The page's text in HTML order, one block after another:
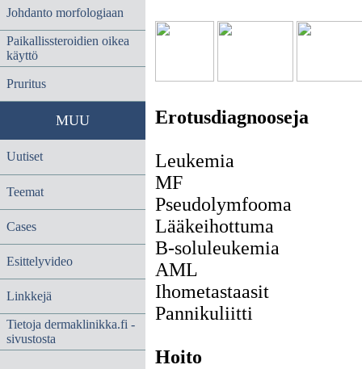
Johdanto morfologiaan
Paikallissteroidien oikea
käyttö
Pruritus
MUU
Uutiset
Teemat
Cases
Esittelyvideo
Linkkejä
Tietoja dermaklinikka.fi -
sivustosta
Erotusdiagnooseja
Leukemia
MF
Pseudolymfooma
Lääkeihottuma
B-soluleukemia
AML
Ihometastaasit
Pannikuliitti
Hoito